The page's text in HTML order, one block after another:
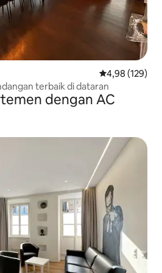
Nilai rata-rata
4,98 (129)
terbaik di dataran
dengan AC